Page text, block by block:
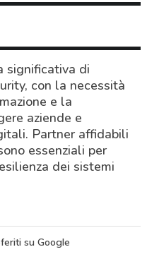
significativa di
con la necessità
e la
aziende e
Partner affidabili
essenziali per
dei sistemi
su Google